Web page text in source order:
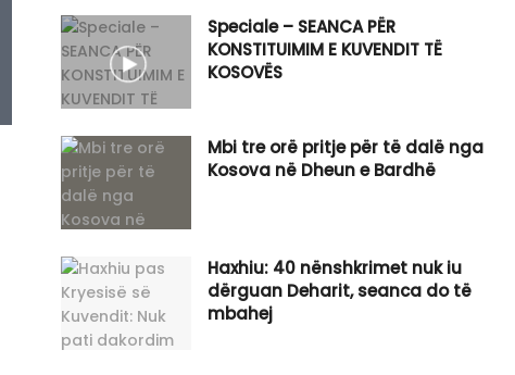
Speciale – SEANCA PËR
KONSTITUIMIM E KUVENDIT TË
KOSOVËS
Mbi tre orë pritje për të dalë nga
Kosova në Dheun e Bardhë
Haxhiu: 40 nënshkrimet nuk iu
dërguan Deharit, seanca do të
mbahej